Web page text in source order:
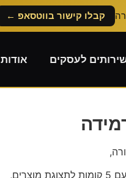
קבלו קישור בווטסאפ ←
לעסקים אודות